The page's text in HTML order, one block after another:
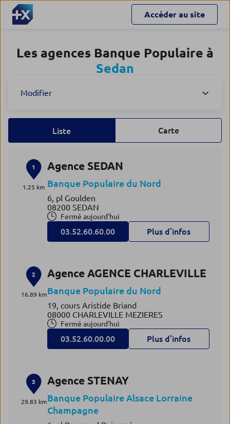
Accéder au site
Les agences Banque Populaire à
Sedan
Modifier
Liste Carte
1
1.25 km
Agence SEDAN
Banque Populaire du Nord
6, pl Goulden
08200 SEDAN
Fermé aujourd'hui
03.52.60.60.00 Plus d’infos
2
16.89 km
Agence AGENCE CHARLEVILLE
Banque Populaire du Nord
19, cours Aristide Briand
08000 CHARLEVILLE MEZIERES
Fermé aujourd'hui
03.52.60.00.00 Plus d’infos
3
29.83 km
Agence STENAY
Banque Populaire Alsace Lorraine
Champagne